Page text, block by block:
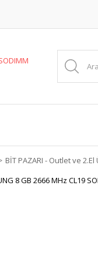
BİT PAZARI - Outlet ve 2.El